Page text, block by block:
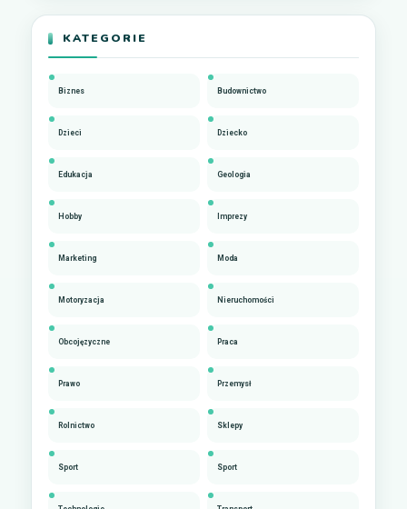
KATEGORIE
Biznes Budownictwo
Dzieci Dziecko
Edukacja Geologia
Hobby Imprezy
Marketing Moda
Motoryzacja Nieruchomości
Obcojęzyczne Praca
Prawo Przemysł
Rolnictwo Sklepy
Sport Sport